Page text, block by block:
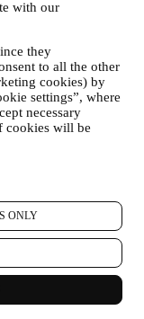
with our
they
to all the other
cookies) by
settings”, where
necessary
cookies will be
ONLY
użytkownik
zakładki Moje
zaprzestać
przycisk
końcu każdego
Le Creuset, może
zakresie marketingu.
również
jak najszybciej,
zanim rezygnacja
pamiętać, że nie
kontaktowych
innym spółkom